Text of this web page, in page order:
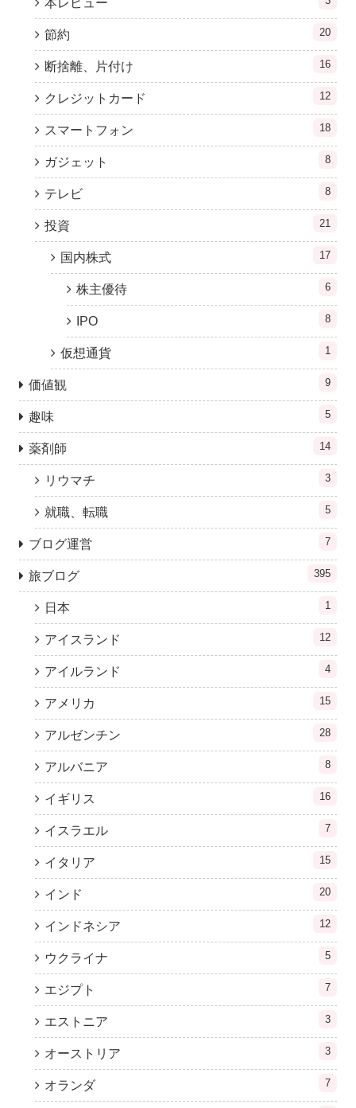
本レビュー
節約 20
断捨離、片付け 16
クレジットカード 12
スマートフォン 18
ガジェット 8
テレビ 8
投資 21
国内株式 17
株主優待 6
IPO 8
仮想通貨 1
価値観 9
趣味 5
薬剤師 14
リウマチ 3
就職、転職 5
ブログ運営 7
旅ブログ 395
日本 1
アイスランド 12
アイルランド 4
アメリカ 15
アルゼンチン 28
アルバニア 8
イギリス 16
イスラエル 7
イタリア 15
インド 20
インドネシア 12
ウクライナ 5
エジプト 7
エストニア 3
オーストリア 3
オランダ 7